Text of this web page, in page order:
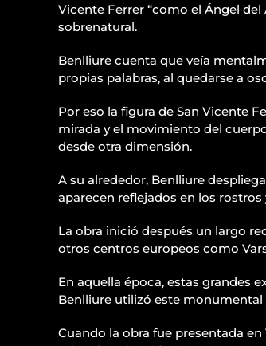
Vicente Ferrer “como el Ángel
sobrenatural.
Benlliure cuenta que veía
propias palabras, al quedarse a
Por eso la figura de San Vicente
mirada y el movimiento del
desde otra dimensión.
A su alrededor, Benlliure
aparecen reflejados en los
La obra inició después un largo
otros centros europeos como
En aquella época, estas grandes
Benlliure utilizó este
Cuando la obra fue presentada